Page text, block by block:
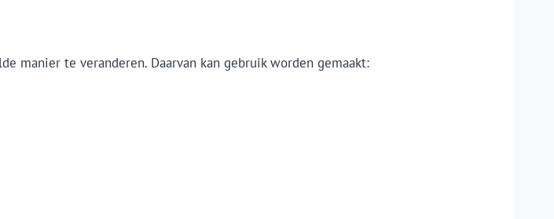
manier te veranderen. Daarvan kan gebruik worden gemaakt: